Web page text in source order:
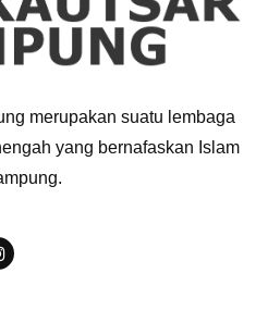
merupakan suatu lembaga
yang bernafaskan Islam